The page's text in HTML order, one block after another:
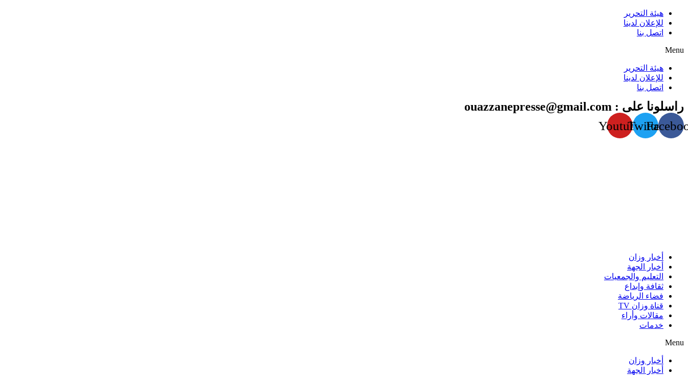
هيئة التحرير
للإعلان لدينا
اتصل بنا
Menu
هيئة التحرير
للإعلان لدينا
اتصل بنا
راسلونا على : ouazzanepresse@gmail.com
Twitter
Youtube
أخبار وزان
أخبار الجهة
التعليم والجمعيات
ثقافة وإبداع
فضاء الرياضة
قناة وزان TV
مقالات وأراء
خدمات
Menu
أخبار وزان
أخبار الجهة